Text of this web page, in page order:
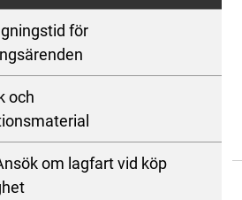
för
och
om lagfart vid köp